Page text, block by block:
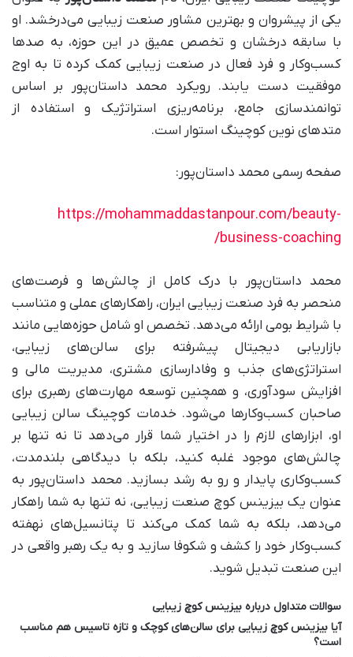
یکی از پیشروان و بهترین مشاور صنعت زیبایی می‌درخشد. او
با سابقه درخشان و تخصص عمیق در این حوزه، به صدها
کسب‌وکار و فرد فعال در صنعت زیبایی کمک کرده تا به اوج
موفقیت دست یابند. رویکرد محمد داستان‌پور بر اساس
توانمندسازی جامع، برنامه‌ریزی استراتژیک و استفاده از
متدهای نوین کوچینگ استوار است.
صفحه رسمی محمد داستان‌پور:
https://mohammaddastanpour.com/beauty-
business-coaching/
محمد داستان‌پور با درک کامل از چالش‌ها و فرصت‌های
منحصر به فرد صنعت زیبایی ایران، راهکارهای عملی و متناسب
با شرایط بومی ارائه می‌دهد. تخصص او شامل حوزه‌هایی مانند
بازاریابی دیجیتال پیشرفته برای سالن‌های زیبایی،
استراتژی‌های جذب و وفادارسازی مشتری، مدیریت مالی و
افزایش سودآوری، و همچنین توسعه مهارت‌های رهبری برای
صاحبان کسب‌وکارها می‌شود. خدمات کوچینگ سالن زیبایی
او، ابزارهای لازم را در اختیار شما قرار می‌دهد تا نه تنها بر
چالش‌های موجود غلبه کنید، بلکه با دیدگاهی بلندمدت،
کسب‌وکاری پایدار و رو به رشد بسازید. محمد داستان‌پور به
عنوان یک بیزینس کوچ صنعت زیبایی، نه تنها به شما راهکار
می‌دهد، بلکه به شما کمک می‌کند تا پتانسیل‌های نهفته
کسب‌وکار خود را کشف و شکوفا سازید و به یک رهبر واقعی در
این صنعت تبدیل شوید.
سوالات متداول درباره بیزینس کوچ زیبایی
آیا بیزینس کوچ زیبایی برای سالن‌های کوچک و تازه تاسیس هم مناسب
است؟